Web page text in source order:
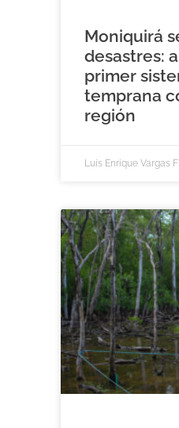
Moniquirá
desastres:
primer
temprana
región
Luis Enrique Vargas